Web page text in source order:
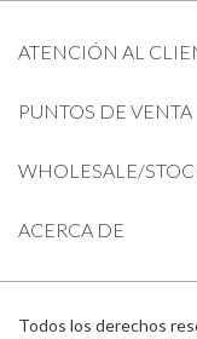
ATENCIÓN AL
PUNTOS DE VENTA
WHOLESALE/
ACERCA DE
Todos los derechos